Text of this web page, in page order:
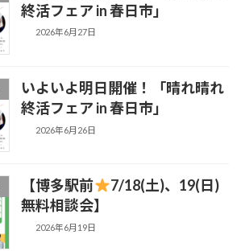
終活フェア in 春日市」
2026年6月27日
いよいよ明日開催！「晴れ晴れ
終活フェア in 春日市」
2026年6月26日
【博多駅前
7/18(土)、19(日)
無料相談会】
2026年6月19日